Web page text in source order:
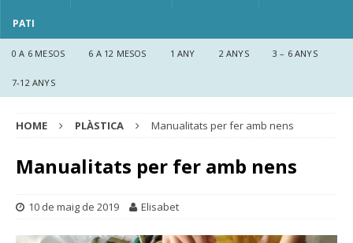
PATI
0 A 6 MESOS 6 A 12 MESOS 1 ANY 2 ANYS 3 – 6 ANYS
7-12 ANYS
HOME PLÀSTICA Manualitats per fer amb nens
Manualitats per fer amb nens
10 de maig de 2019 Elisabet